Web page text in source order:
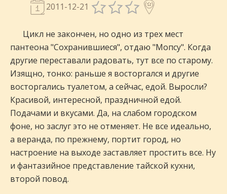
2011-12-21
Цикл не закончен, но одно из трех мест
пантеона "Сохранившиеся", отдаю "Мопсу". Когда
другие переставали радовать, тут все по старому.
Изящно, тонко: раньше я восторгался и другие
восторгались туалетом, а сейчас, едой. Выросли?
Красивой, интересной, праздничной едой.
Подачами и вкусами. Да, на слабом городском
фоне, но заслуг это не отменяет. Не все идеально,
а веранда, по прежнему, портит город, но
настроение на выходе заставляет простить все. Ну
и фантазийное представление тайской кухни,
второй повод.